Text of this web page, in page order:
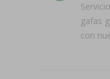
gafas
con